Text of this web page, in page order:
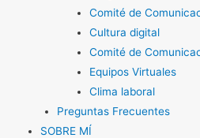
Comité de
Cultura digital
Comité de
Equipos Virtuales
Clima laboral
Preguntas Frecuentes
SOBRE MÍ